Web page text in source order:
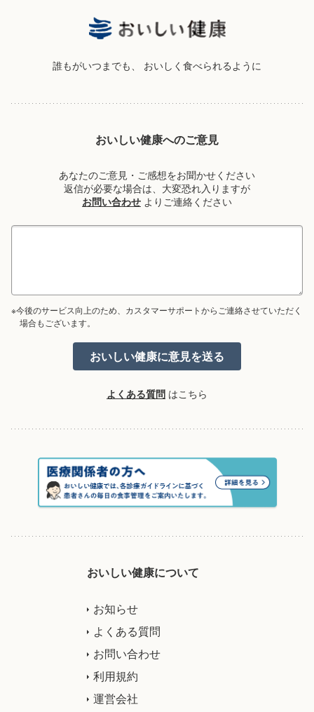
誰もがいつまでも、 おいしく食べられるように
おいしい健康へのご意見
あなたのご意見・ご感想をお聞かせください
返信が必要な場合は、大変恐れ入りますが
お問い合わせ よりご連絡ください
※今後のサービス向上のため、カスタマーサポートからご連絡させていただく
場合もございます。
よくある質問 はこちら
おいしい健康について
お知らせ
よくある質問
お問い合わせ
利用規約
運営会社